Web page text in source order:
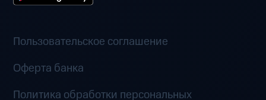
Пользовательское соглашение
Оферта банка
Политика обработки персональных